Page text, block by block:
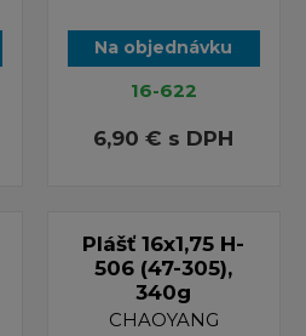
Na objednávku
16-622
6,90 € s DPH
Plášť 16x1,75 H-
506 (47-305),
340g
CHAOYANG